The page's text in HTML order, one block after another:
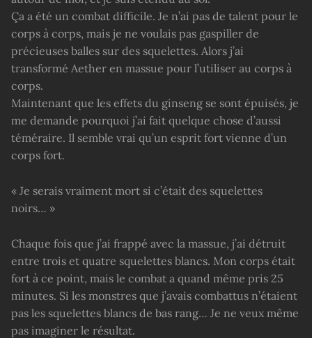
Ça a été un combat difficile. Je n’ai pas de talent pour le
corps à corps, mais je ne voulais pas gaspiller de
précieuses balles sur des squelettes. Alors j’ai
transformé Aether en massue pour l’utiliser au corps à
corps.
Maintenant que les effets du ginseng se sont épuisés, je
me demande pourquoi j’ai fait quelque chose d’aussi
téméraire. Il semble vrai qu’un esprit fort vienne d’un
corps fort.
« Je serais vraiment mort si c’était des squelettes
noirs… »
Chaque fois que j’ai frappé avec la massue, j’ai détruit
entre trois et quatre squelettes blancs. Mon corps était
fort à ce point, mais le combat a quand même pris 25
minutes. Si les monstres que j’avais combattus n’étaient
pas les squelettes blancs de bas rang… Je ne veux même
pas imaginer le résultat.